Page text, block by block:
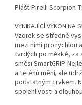
Plášť Pirelli Scorpion
VYNIKAJÍCÍ VÝKON NA
Vzorek se středně
mezi nimi pro rychlou
tvrdých po měkké, za
směsi SmartGRIP.
a terénů mění, ale
podstatným prvkem.
spolehlivosti a